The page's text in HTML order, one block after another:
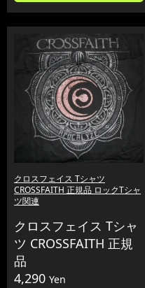
クロスフェイス Tシャツ
CROSSFAITH 正規品 ロックTシャ
ツ関連
クロスフェイス Tシャ
ツ CROSSFAITH 正規
品
4,290 Yen